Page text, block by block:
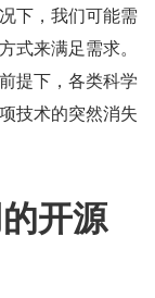
下，我们可能需
式来满足需求。
提下，各类科学
技术的突然消失
开源